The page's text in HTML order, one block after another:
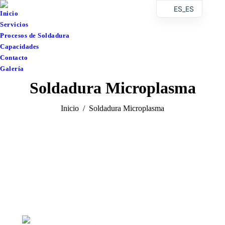
Inicio
Servicios
Procesos de Soldadura
Capacidades
Contacto
Galería
Soldadura Microplasma
Estás aquí:
Inicio Soldadura Microplasma
ES_ES